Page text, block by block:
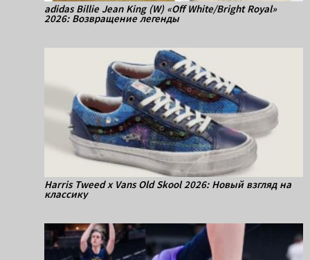
adidas Billie Jean King (W) «Off White/Bright Royal»
2026: Возвращение легенды
Harris Tweed x Vans Old Skool 2026: Новый взгляд на
классику